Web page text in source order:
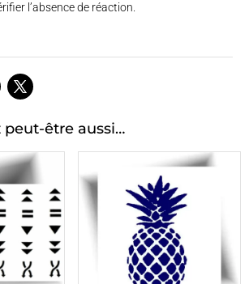
l’absence de réaction.
peut-être aussi…